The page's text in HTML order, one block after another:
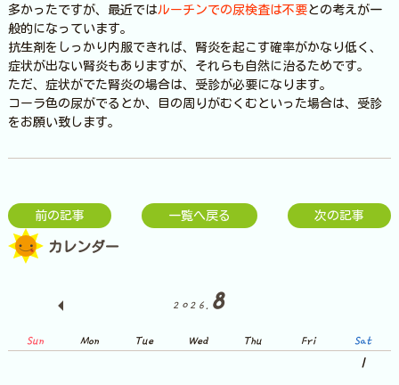
多かったですが、最近ではルーチンでの尿検査は不要との考えが一
般的になっています。
抗生剤をしっかり内服できれば、腎炎を起こす確率がかなり低く、
症状が出ない腎炎もありますが、それらも自然に治るためです。
ただ、症状がでた腎炎の場合は、受診が必要になります。
コーラ色の尿がでるとか、目の周りがむくむといった場合は、受診
をお願い致します。
前の記事 一覧へ戻る 次の記事
カレンダー
2026. 8
Sun Mon Tue Wed Thu Fri Sat
1